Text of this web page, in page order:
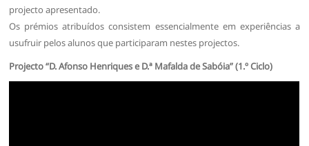
projecto apresentado.
Os prémios atribuídos consistem essencialmente em experiências a
usufruir pelos alunos que participaram nestes projectos.
Projecto “D. Afonso Henriques e D.ª Mafalda de Sabóia” (1.º Ciclo)